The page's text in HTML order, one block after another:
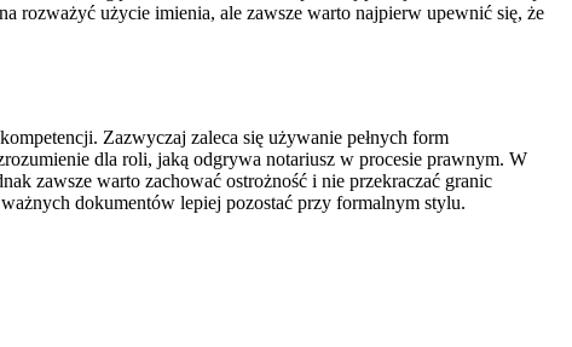
rozważyć użycie imienia, ale zawsze warto najpierw upewnić się, że
Zazwyczaj zaleca się używanie pełnych form
dla roli, jaką odgrywa notariusz w procesie prawnym. W
zawsze warto zachować ostrożność i nie przekraczać granic
dokumentów lepiej pozostać przy formalnym stylu.